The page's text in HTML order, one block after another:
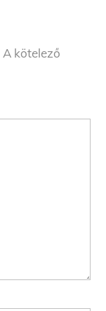
A kötelező